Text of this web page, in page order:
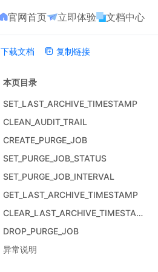
官网首页 立即体验 文档中心
下载文档 复制链接
本页目录
SET_LAST_ARCHIVE_TIMESTAMP
CLEAN_AUDIT_TRAIL
CREATE_PURGE_JOB
SET_PURGE_JOB_STATUS
SET_PURGE_JOB_INTERVAL
GET_LAST_ARCHIVE_TIMESTAMP
CLEAR_LAST_ARCHIVE_TIMESTAMP
DROP_PURGE_JOB
异常说明